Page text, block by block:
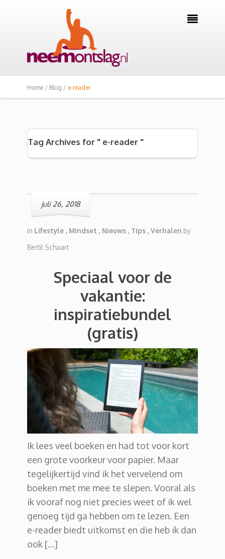

Home / Blog / e-reader
Tag Archives for " e-reader "
juli 26, 2018
in Lifestyle , Mindset , Nieuws , Tips , Verhalen by
Bertil Schaart
Speciaal voor de
vakantie:
inspiratiebundel
(gratis)
Ik lees veel boeken en had tot voor kort
een grote voorkeur voor papier. Maar
tegelijkertijd vind ik het vervelend om
boeken met me mee te slepen. Vooral als
ik vooraf nog niet precies weet of ik wel
genoeg tijd ga hebben om te lezen. Een
e-reader biedt uitkomst en die heb ik dan
ook […]